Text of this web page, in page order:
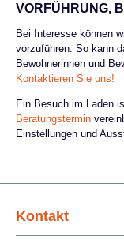
VORFÜHRUNG,
Bei Interesse können
vorzuführen. So kann
Bewohnerinnen und
Kontaktieren Sie uns!
Ein Besuch im Laden
Beratungstermin
Einstellungen und
Kontakt